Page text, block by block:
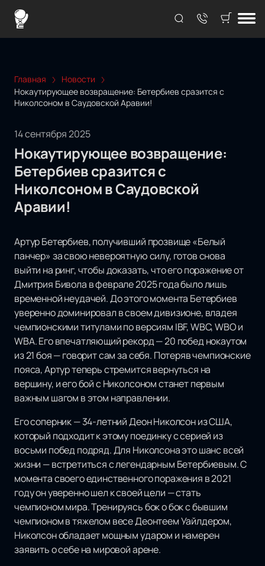
Главная
Новости
Нокаутирующее возвращение: Бетербиев сразится с
Николсоном в Саудовской Аравии!
14 сентября 2025
Нокаутирующее возвращение:
Бетербиев сразится с
Николсоном в Саудовской
Аравии!
Артур Бетербиев, получивший прозвище «Белый
панчер» за свою невероятную силу, готов снова
выйти на ринг, чтобы доказать, что его поражение от
Дмитрия Бивола в феврале 2025 года было лишь
временной неудачей. До этого момента Бетербиев
уверенно доминировал в своем дивизионе, владея
чемпионскими титулами по версиям IBF, WBC, WBO и
WBA. Его впечатляющий рекорд — 20 побед нокаутом
из 21 боя — говорит сам за себя. Потеряв чемпионские
пояса, Артур теперь стремится вернуться на
вершину, и его бой с Николсоном станет первым
важным шагом в этом направлении.
Его соперник — 34-летний Деон Николсон из США,
который подходит к этому поединку с серией из
восьми побед подряд. Для Николсона это шанс всей
жизни — встретиться с легендарным Бетербиевым. С
момента своего единственного поражения в 2021
году он уверенно шел к своей цели — стать
чемпионом мира. Тренируясь бок о бок с бывшим
чемпионом в тяжелом весе Деонтеем Уайлдером,
Николсон обладает мощным ударом и намерен
заявить о себе на мировой арене.